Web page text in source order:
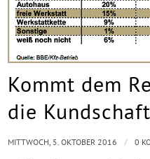
Kommt dem
die
MITTWOCH, 5. OKTOBER 2016 / 0